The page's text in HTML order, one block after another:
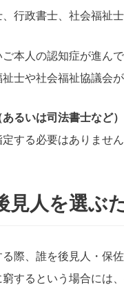
行政書士、社会福祉
本人の認知症が進ん
士や社会福祉協議会
るいは司法書士など
する必要はありません
見人を選ぶ
際、誰を後見人・保
するという場合には